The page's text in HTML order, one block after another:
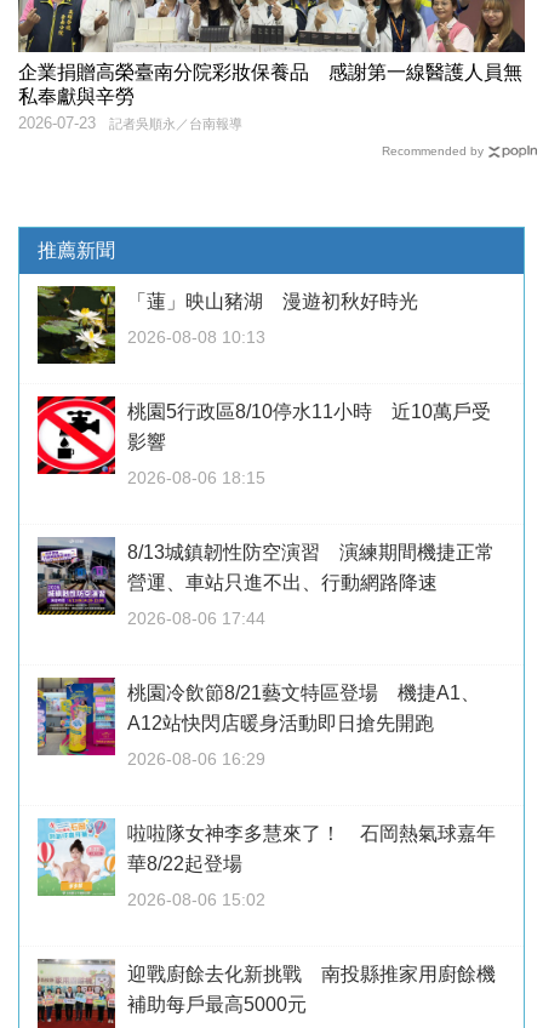
企業捐贈高榮臺南分院彩妝保養品 感謝第一線醫護人員無
私奉獻與辛勞
記者吳順永／台南報導
2026-07-23
Recommended by
推薦新聞
「蓮」映山豬湖 漫遊初秋好時光
2026-08-08 10:13
桃園5行政區8/10停水11小時 近10萬戶受
影響
2026-08-06 18:15
8/13城鎮韌性防空演習 演練期間機捷正常
營運、車站只進不出、行動網路降速
2026-08-06 17:44
桃園冷飲節8/21藝文特區登場 機捷A1、
A12站快閃店暖身活動即日搶先開跑
2026-08-06 16:29
啦啦隊女神李多慧來了！ 石岡熱氣球嘉年
華8/22起登場
2026-08-06 15:02
迎戰廚餘去化新挑戰 南投縣推家用廚餘機
補助每戶最高5000元